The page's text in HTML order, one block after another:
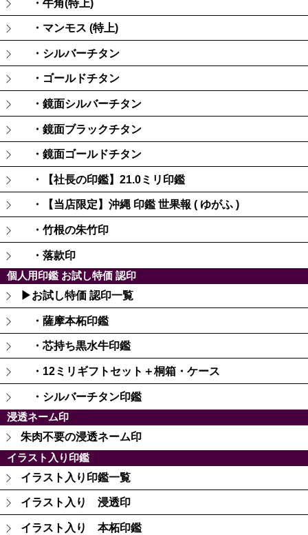
・牛角(特上)
・マンモス (特上)
・シルバーチタン
・ゴールドチタン
・鏡面シルバーチタン
・鏡面ブラックチタン
・鏡面ゴールドチタン
・【社長の印鑑】21.0ミリ印鑑
・【当店限定】沖縄 印鑑 世果報 ( ゆがふ )
・竹根の朱竹印
・落款印
個人用印鑑 お試し特価 認印
▶お試し特価 認印一覧
・薩摩本柘印鑑
・芯持ち黒水牛印鑑
・12ミリギフトセット＋桐箱・ケース
・シルバーチタン印鑑
浸透ネーム印
朱肉不要の浸透ネーム印
イラスト入り印鑑
イラスト入り印鑑一覧
イラスト入り 浸透印
イラスト入り 本柘印鑑